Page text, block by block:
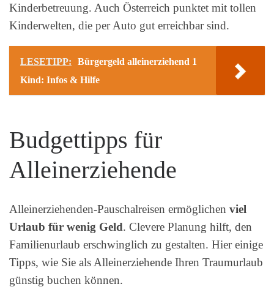
Kinderbetreuung. Auch Österreich punktet mit tollen
Kinderwelten, die per Auto gut erreichbar sind.
LESETIPP:
Bürgergeld alleinerziehend 1
Kind: Infos & Hilfe
Budgettipps für
Alleinerziehende
Alleinerziehenden-Pauschalreisen ermöglichen viel
Urlaub für wenig Geld. Clevere Planung hilft, den
Familienurlaub erschwinglich zu gestalten. Hier einige
Tipps, wie Sie als Alleinerziehende Ihren Traumurlaub
günstig buchen können.